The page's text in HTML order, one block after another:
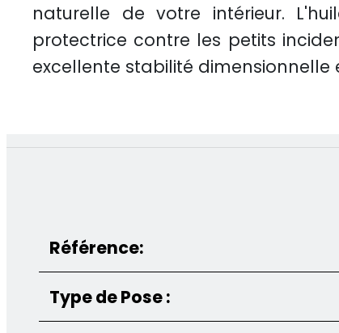
naturelle de votre intérieur.
protectrice contre les petits
excellente stabilité dimensionnelle
Référence:
Type de Pose :